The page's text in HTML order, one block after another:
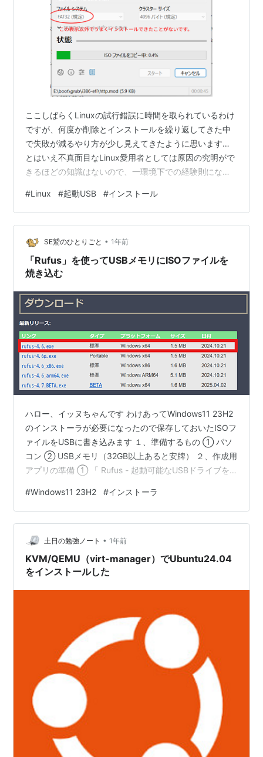
ここしばらくLinuxの試行錯誤に時間を取られているわけ
ですが、何度か削除とインストールを繰り返してきた中
で失敗が減るやり方が少し見えてきたように思います…
とはいえ不真面目なLinux愛用者としては原因の究明がで
きるほどの知識はないので、一環境下での経験則になっ
います。 １ ネットの有線接続 勿論後から設定できるの
ですが、インストール時に設定できたほうが後々幸せな
結果になることが多かったです。これも家の環境が大き
いと思いますがwi-fiだと不安定なので失敗したのかな？
と。ネットで有線接続しておいたPCにインストールした
時の方がちゃんと入ってくれ…
#Linux #起動USB #インストール
SE鷲のひとりごと • 1年前
「Rufus」を使ってUSBメモリにISOファイルを
焼き込む
ハロー、イッヌちゃんです わけあってWindows11 23H2
のインストーラが必要になったので保存しておいたISOフ
ァイルをUSBに書き込みます １、準備するもの ① パソ
コン ② USBメモリ（32GB以上あると安牌） ２、作成用
アプリの準備 ① 「 Rufus - 起動可能なUSBドライブを
4.6.exe」をダウンロードします ③ ダウンロードした
exeファイルをダブルクリックで開きます ④ 「選択」を
クリックし、使いたいISOファイルを選択します ⑤ ボリ
ュームラベルなどは任意の文言に変更してください でき
たら「スタート」をクリック …
#Windows11 23H2 #インストーラ
土日の勉強ノート • 1年前
KVM/QEMU（virt-manager）でUbuntu24.04
をインストールした